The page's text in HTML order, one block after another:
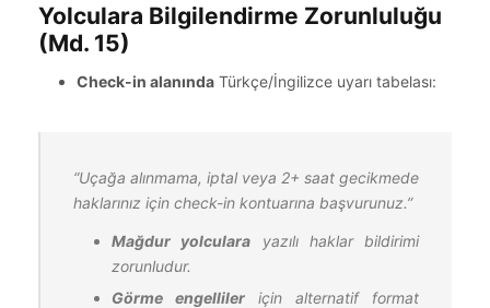
Yolculara Bilgilendirme Zorunluluğu
(Md. 15)
Check-in alanında Türkçe/İngilizce uyarı tabelası:
“Uçağa alınmama, iptal veya 2+ saat gecikmede
haklarınız için check-in kontuarına başvurunuz.”
Mağdur yolculara yazılı haklar bildirimi
zorunludur.
Görme engelliler için alternatif format